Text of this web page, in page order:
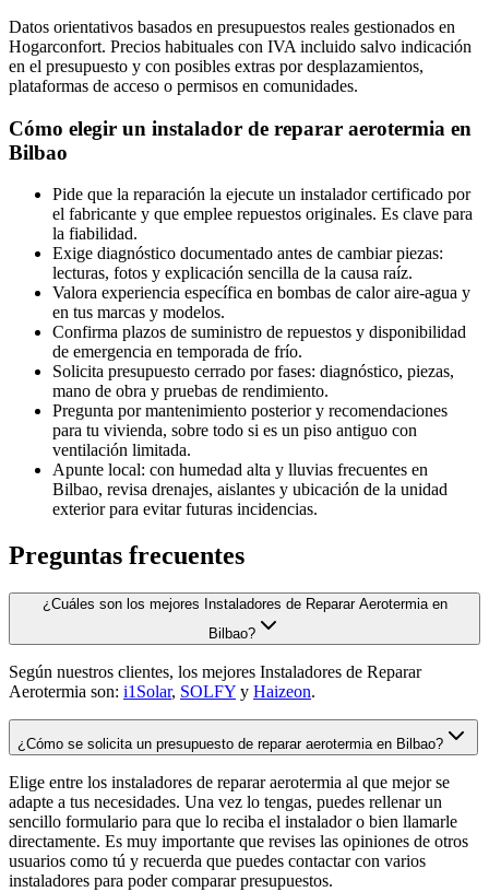
Datos orientativos basados en presupuestos reales gestionados en
Hogarconfort. Precios habituales con IVA incluido salvo indicación
en el presupuesto y con posibles extras por desplazamientos,
plataformas de acceso o permisos en comunidades.
Cómo elegir un instalador de reparar aerotermia en
Bilbao
Pide que la reparación la ejecute un instalador certificado por
el fabricante y que emplee repuestos originales. Es clave para
la fiabilidad.
Exige diagnóstico documentado antes de cambiar piezas:
lecturas, fotos y explicación sencilla de la causa raíz.
Valora experiencia específica en bombas de calor aire-agua y
en tus marcas y modelos.
Confirma plazos de suministro de repuestos y disponibilidad
de emergencia en temporada de frío.
Solicita presupuesto cerrado por fases: diagnóstico, piezas,
mano de obra y pruebas de rendimiento.
Pregunta por mantenimiento posterior y recomendaciones
para tu vivienda, sobre todo si es un piso antiguo con
ventilación limitada.
Apunte local: con humedad alta y lluvias frecuentes en
Bilbao, revisa drenajes, aislantes y ubicación de la unidad
exterior para evitar futuras incidencias.
Preguntas frecuentes
¿Cuáles son los mejores Instaladores de Reparar Aerotermia en
Bilbao?
Según nuestros clientes, los mejores Instaladores de Reparar
Aerotermia son: i1Solar, SOLFY y Haizeon.
¿Cómo se solicita un presupuesto de reparar aerotermia en Bilbao?
Elige entre los instaladores de reparar aerotermia al que mejor se
adapte a tus necesidades. Una vez lo tengas, puedes rellenar un
sencillo formulario para que lo reciba el instalador o bien llamarle
directamente. Es muy importante que revises las opiniones de otros
usuarios como tú y recuerda que puedes contactar con varios
instaladores para poder comparar presupuestos.